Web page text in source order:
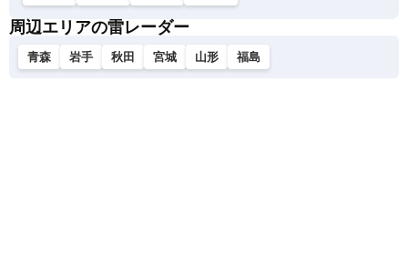
周辺エリアの雷レーダー
青森 岩手 秋田 宮城 山形 福島